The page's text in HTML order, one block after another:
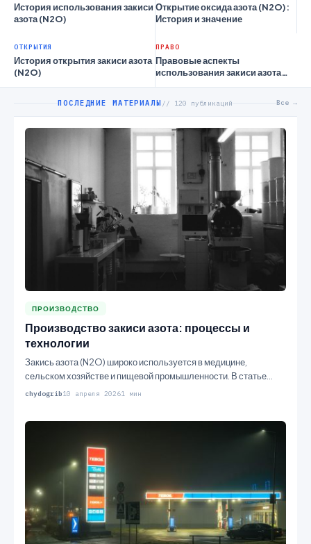
История использования закиси
азота (N2O)
Открытие оксида азота (N2O):
История и значение
ОТКРЫТИЯ
История открытия закиси азота
(N2O)
ПРАВО
Правовые аспекты
использования закиси азота
ПОСЛЕДНИЕ МАТЕРИАЛЫ // 120 публикаций Все →
ПРОИЗВОДСТВО
Производство закиси азота: процессы и
технологии
Закись азота (N2O) широко используется в медицине,
сельском хозяйстве и пищевой промышленности. В статье
рассматриваются методы производства этого…
chydogrib10 апреля 20261 мин